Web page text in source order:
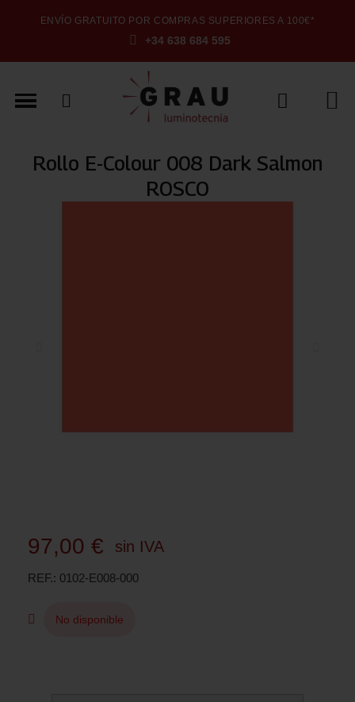
ENVÍO GRATUITO POR COMPRAS SUPERIORES A 100€*
+34 638 684 595
Rollo E-Colour 008 Dark Salmon
ROSCO
97,00 € sin IVA
REF. 0102-E008-000
No disponible